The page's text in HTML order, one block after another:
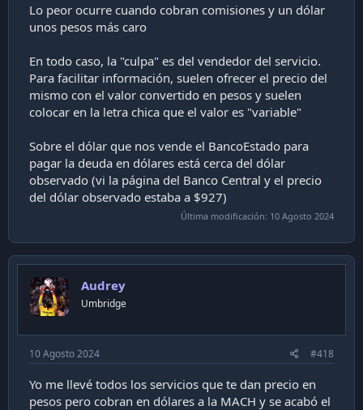
Lo peor ocurre cuando cobran comisiones y un dólar
unos pesos más caro
En todo caso, la "culpa" es del vendedor del servicio.
Para facilitar información, suelen ofrecer el precio del
mismo con el valor convertido en pesos y suelen
colocar en la letra chica que el valor es "variable"
Sobre el dólar que nos vende el BancoEstado para
pagar la deuda en dólares está cerca del dólar
observado (vi la página del Banco Central y el precio
del dólar observado estaba a $927)
Última modificación: 10 Agosto 2024
Audrey
Umbridge
10 Agosto 2024 #418
Yo me llevé todos los servicios que te dan precio en
pesos pero cobran en dólares a la MACH y se acabó el